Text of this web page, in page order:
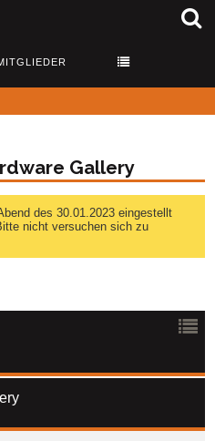
Gallery
des 30.01.2023 eingestellt
nicht versuchen sich zu